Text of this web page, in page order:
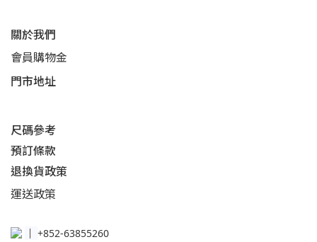
關於我們
會員購物金
門市地址
尺碼參考
預訂條款
退換貨政策​
運送政策​
│ +852-63855260